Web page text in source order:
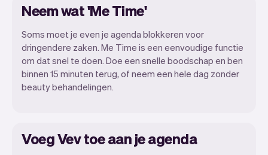
Neem wat 'Me Time'
Soms moet je even je agenda blokkeren voor
dringendere zaken. Me Time is een eenvoudige functie
om dat snel te doen. Doe een snelle boodschap en ben
binnen 15 minuten terug, of neem een hele dag zonder
beauty behandelingen.
Voeg Vev toe aan je agenda